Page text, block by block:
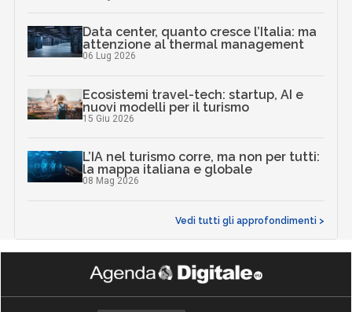
Data center, quanto cresce l’Italia: ma
attenzione al thermal management
06 Lug 2026
Ecosistemi travel-tech: startup, AI e
nuovi modelli per il turismo
15 Giu 2026
L’IA nel turismo corre, ma non per tutti:
la mappa italiana e globale
08 Mag 2026
Vedi tutti gli approfondimenti >